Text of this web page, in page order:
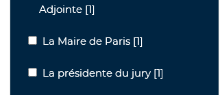
Adjointe [1]
La Maire de Paris
La Maire de Paris [1]
La présidente du jury
La présidente du jury [1]